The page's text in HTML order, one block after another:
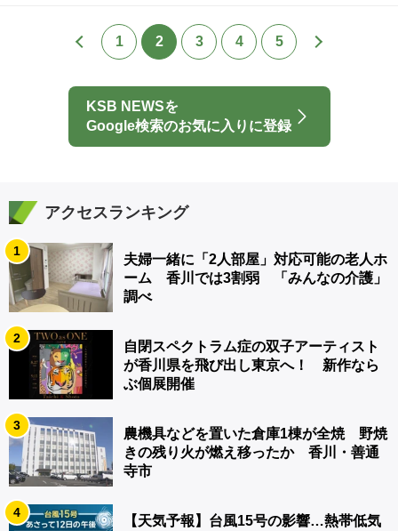
1 2 3 4 5
KSB NEWSを
Google検索のお気に入りに登録
アクセスランキング
1
夫婦一緒に「2人部屋」対応可能の老人ホ
ーム 香川では3割弱 「みんなの介護」
調べ
2
自閉スペクトラム症の双子アーティスト
が香川県を飛び出し東京へ！ 新作なら
ぶ個展開催
3
農機具などを置いた倉庫1棟が全焼 野焼
きの残り火が燃え移ったか 香川・善通
寺市
4
【天気予報】台風15号の影響…熱帯低気